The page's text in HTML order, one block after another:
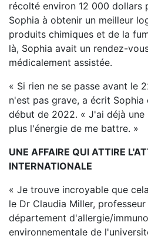
récolté environ 12 000 dollars
Sophia à obtenir un meilleur
produits chimiques et de la
là, Sophia avait un rendez-
médicalement assistée.
« Si rien ne se passe avant le
n'est pas grave, a écrit Sophia
début de 2022. « J'ai déjà
plus l'énergie de me battre. »
UNE AFFAIRE QUI ATTIRE
INTERNATIONALE
« Je trouve incroyable que
le Dr Claudia Miller,
département d'allergie/
environnementale de